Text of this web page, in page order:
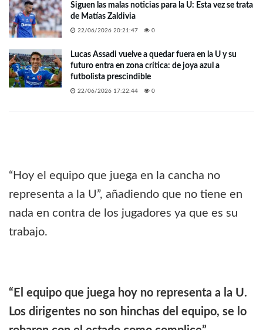
Siguen las malas noticias para la U: Esta vez se trata
de Matías Zaldivia
22/06/2026 20:21:47 0
Lucas Assadi vuelve a quedar fuera en la U y su
futuro entra en zona crítica: de joya azul a
futbolista prescindible
22/06/2026 17:22:44 0
“Hoy el equipo que juega en la cancha no
representa a la U”, añadiendo que no tiene en
nada en contra de los jugadores ya que es su
trabajo.
“El equipo que juega hoy no representa a la U.
Los dirigentes no son hinchas del equipo, se lo